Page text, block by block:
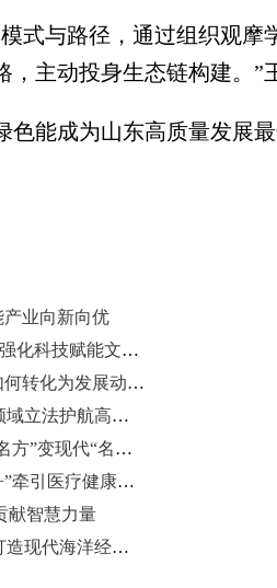
与路径，通过组织观摩
主动投身生态链构建。”
成为山东高质量发展最
业向新向优
山东人大代表建言发展“科幻+”新业态 强化科技赋能文旅产业
山东省政协委员建言：黄河生态优势如何转化为发展动能？
山东省人大公布2025年“成绩单” 新兴领域立法护航高质量发展
山东省政协常委李可建：让经典“名医名方”变现代“名品名药”
山东省政协委员曹英娟：以“人工智能+”牵引医疗健康向高端服务升级
献智慧力量
山东以强劲“蓝色动能”赋能强省建设 打造现代海洋经济发展高地